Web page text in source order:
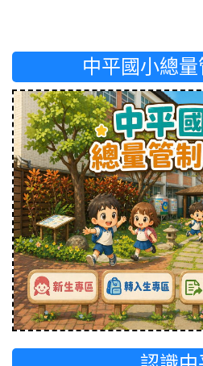
中平國小總